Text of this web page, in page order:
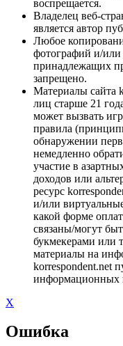
воспрещается.
Владелец веб-
является автор
Любое
фотографий и/или
принадлежащих
запрещено.
Материалы сайта
лиц старше 21
может вызвать
правила
обнаружении
немедленно
участие в
доходов или
ресурс
и/или
какой форме
связаны/могут
букмекерами или
материалы на
korrespondent.net
информационных
X
Ошибка